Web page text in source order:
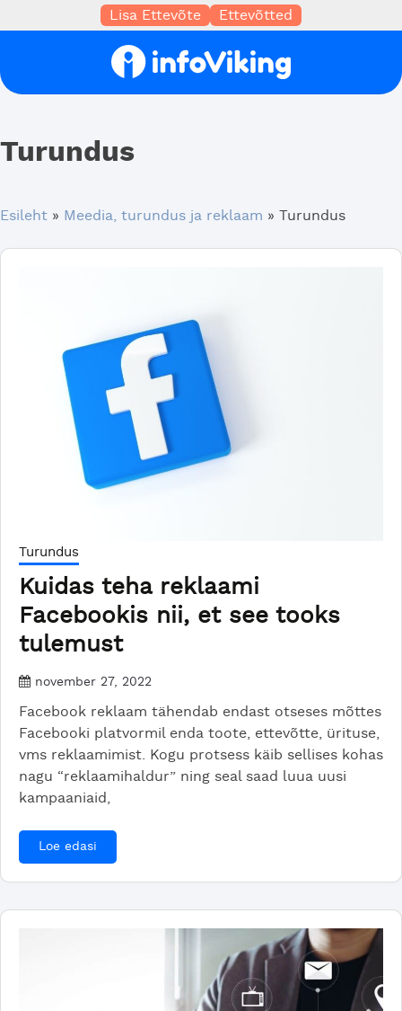
Lisa Ettevõte Ettevõtted
Turundus
Esileht » Meedia, turundus ja reklaam » Turundus
Turundus
Kuidas teha reklaami
Facebookis nii, et see tooks
tulemust
november 27, 2022
Facebook reklaam tähendab endast otseses mõttes
Facebooki platvormil enda toote, ettevõtte, ürituse,
vms reklaamimist. Kogu protsess käib sellises kohas
nagu “reklaamihaldur” ning seal saad luua uusi
kampaaniaid,
Loe edasi